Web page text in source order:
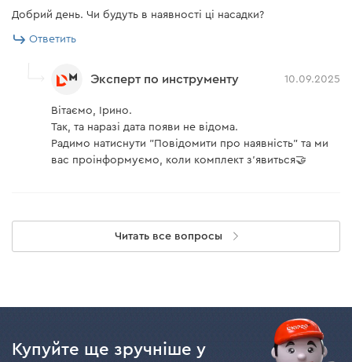
Добрий день. Чи будуть в наявності ці насадки?
Ответить
Эксперт по инструменту 10.09.2025
Вітаємо, Ірино.
Так, та наразі дата появи не відома.
Радимо натиснути "Повідомити про наявність" та ми
вас проінформуємо, коли комплект з'явиться🤝
Читать все вопросы
Купуйте ще зручніше у